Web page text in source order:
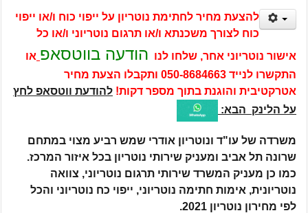
להצעת מחיר לחתימת נוטריון על ייפוי כוח ו/או ייפוי
כוח לצורך משכנתא ו/או תרגום נוטריוני ו/או כל
אישור נוטריוני אחר, שלחו לנו הודעה בווטסאפ או
התקשרו לנייד 050-8684663 ותקבלו הצעת מחיר
אטרקטיבית והוגנת בתוך מספר דקות! להודעת ווטסאפ לחץ
על הלינק הבא:
משרדה של עו"ד ונוטריון אודרי שמש רביע מצוי במתחם
שרונה תל אביב ומעניק שירותי נוטריון בכל איזור המרכז.
כמו כן מעניק המשרד שירותי תרגום נוטריוני, צוואה
נוטריונית, אימות חתימה נוטריוני, ייפוי כח נוטריוני והכל
לפי מחירון נוטריון 2021.